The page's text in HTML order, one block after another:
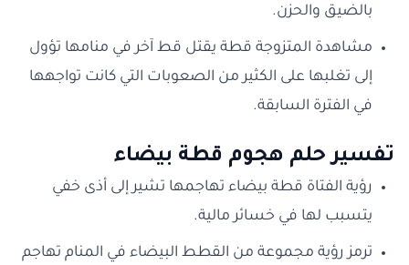
بالضيق والحزن.
مشاهدة المتزوجة قطة يقتل قط آخر في منامها تؤول
إلى تغلبها على الكثير من الصعوبات التي كانت تواجهها
في الفترة السابقة.
تفسير حلم هجوم قطة بيضاء
رؤية الفتاة قطة بيضاء تهاجمها تشير إلى أذى خفي
يتسبب لها في خسائر مالية.
ترمز رؤية مجموعة من القطط البيضاء في المنام تهاجم